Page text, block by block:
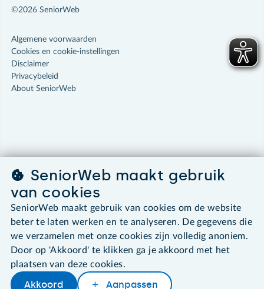
©2026 SeniorWeb
Algemene voorwaarden
Cookies en cookie-instellingen
Disclaimer
Privacybeleid
About SeniorWeb
SeniorWeb maakt gebruik
van cookies
SeniorWeb maakt gebruik van cookies om de website
beter te laten werken en te analyseren. De gegevens die
we verzamelen met onze cookies zijn volledig anoniem.
Door op 'Akkoord' te klikken ga je akkoord met het
plaatsen van deze cookies.
Akkoord Aanpassen